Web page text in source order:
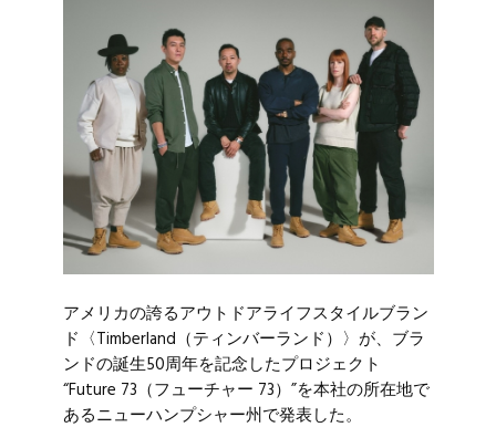
アメリカの誇るアウトドアライフスタイルブラン
ド〈Timberland （ティンバーランド）〉が、ブラ
ンドの誕生50周年を記念したプロジェクト
“Future 73（フューチャー 73）”を本社の所在地で
あるニューハンプシャー州で発表した。